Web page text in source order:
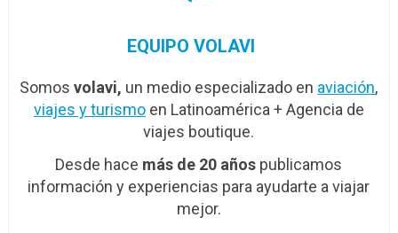
EQUIPO VOLAVI
Somosvolavi, un medio especializado en aviación,
viajes y turismoen Latinoamérica + Agencia de
viajes boutique.
Desde hace más de 20 años publicamos
información y experiencias para ayudarte a viajar
mejor.